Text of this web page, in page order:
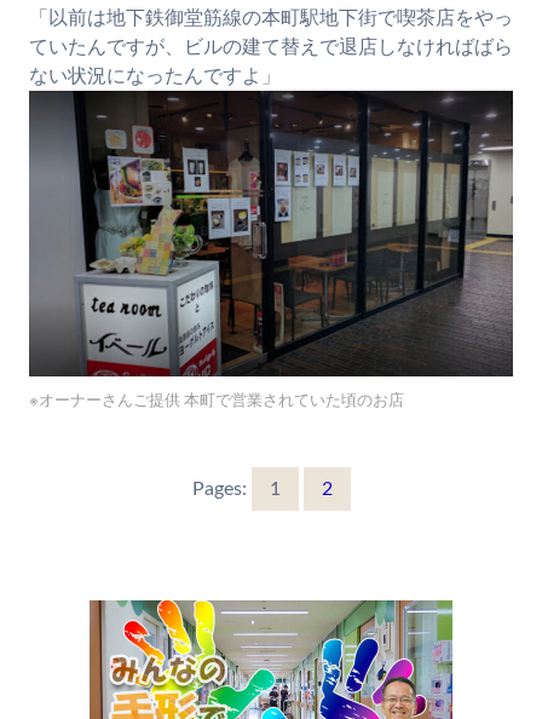
「以前は地下鉄御堂筋線の本町駅地下街で喫茶店をやっ
ていたんですが、ビルの建て替えで退店しなければばら
ない状況になったんですよ」
※オーナーさんご提供 本町で営業されていた頃のお店
Pages: 1 2